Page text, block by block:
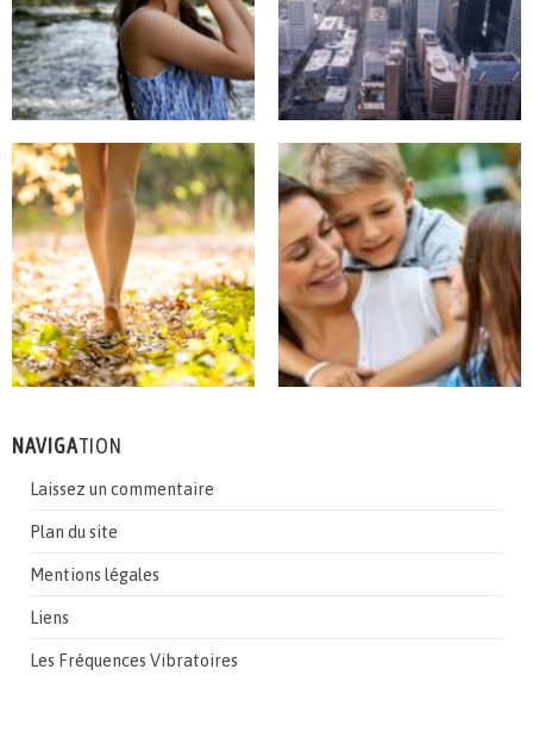
NAVIGATION
Laissez un commentaire
Plan du site
Mentions légales
Liens
Les Fréquences Vibratoires